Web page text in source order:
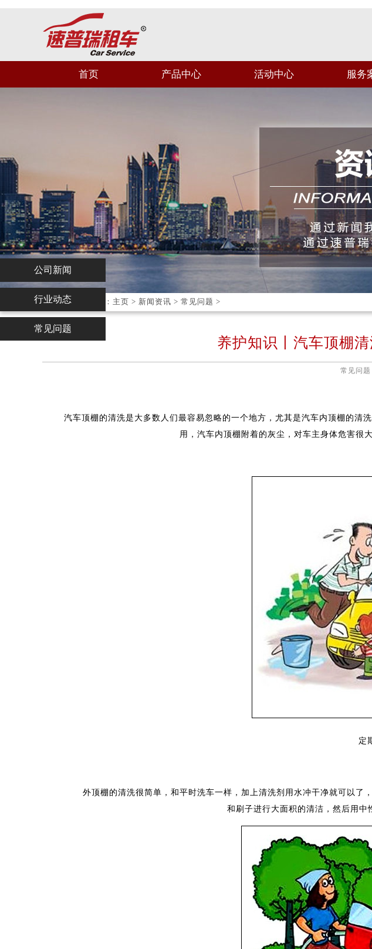
首页 产品中心 活动中心 服务
您现在的位置： 主页 > 新闻资讯 > 常见问题 >
公司新闻
行业动态
常见问题
养护知识丨汽车顶棚
常见问题
汽车顶棚的清洗是大多数人们最容易忽略的一个地方，尤其是汽车内顶棚的清
用，汽车内顶棚附着的灰尘，对车主身体危害很
定
外顶棚的清洗很简单，和平时洗车一样，加上清洗剂用水冲干净就可以了
和刷子进行大面积的清洁，然后用中